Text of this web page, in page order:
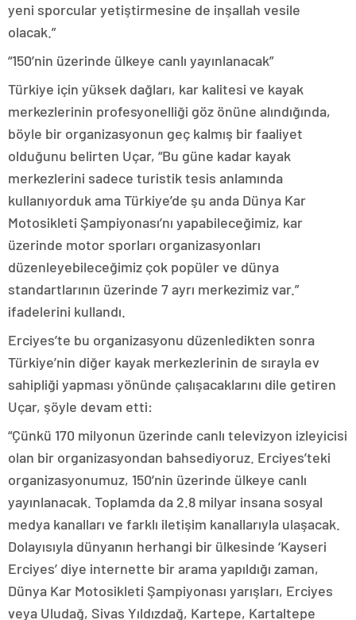
yeni sporcular yetiştirmesine de inşallah vesile
olacak.”
“150’nin üzerinde ülkeye canlı yayınlanacak”
Türkiye için yüksek dağları, kar kalitesi ve kayak
merkezlerinin profesyonelliği göz önüne alındığında,
böyle bir organizasyonun geç kalmış bir faaliyet
olduğunu belirten Uçar, “Bu güne kadar kayak
merkezlerini sadece turistik tesis anlamında
kullanıyorduk ama Türkiye’de şu anda Dünya Kar
Motosikleti Şampiyonası’nı yapabileceğimiz, kar
üzerinde motor sporları organizasyonları
düzenleyebileceğimiz çok popüler ve dünya
standartlarının üzerinde 7 ayrı merkezimiz var.”
ifadelerini kullandı.
Erciyes’te bu organizasyonu düzenledikten sonra
Türkiye’nin diğer kayak merkezlerinin de sırayla ev
sahipliği yapması yönünde çalışacaklarını dile getiren
Uçar, şöyle devam etti:
“Çünkü 170 milyonun üzerinde canlı televizyon izleyicisi
olan bir organizasyondan bahsediyoruz. Erciyes’teki
organizasyonumuz, 150’nin üzerinde ülkeye canlı
yayınlanacak. Toplamda da 2.8 milyar insana sosyal
medya kanalları ve farklı iletişim kanallarıyla ulaşacak.
Dolayısıyla dünyanın herhangi bir ülkesinde ‘Kayseri
Erciyes’ diye internette bir arama yapıldığı zaman,
Dünya Kar Motosikleti Şampiyonası yarışları, Erciyes
veya Uludağ, Sivas Yıldızdağ, Kartepe, Kartaltepe